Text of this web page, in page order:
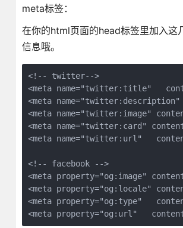
meta标签：
在你的html页面的head标签里加入
信息哦。
<!-- twitter-->
<meta name="twitter:title"
<meta
<meta name="twitter:image"
<meta name="twitter:card"
<meta name="twitter:url"
<!-- facebook -->
<meta property="og:image"
<meta property="og:locale"
<meta property="og:type"
<meta property="og:url"